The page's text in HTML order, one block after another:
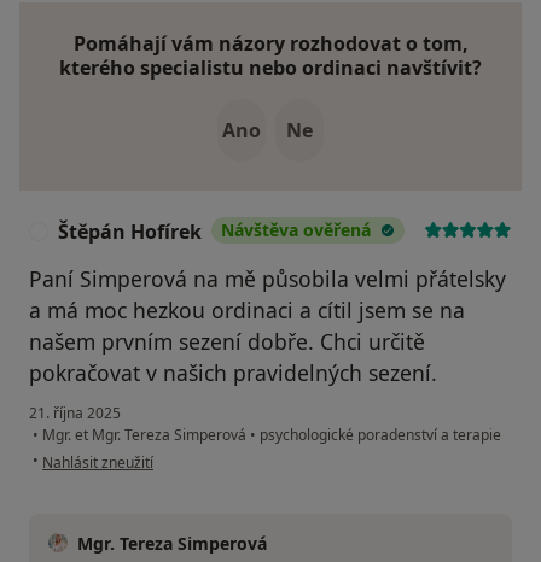
Pomáhají vám názory rozhodovat o tom,
kterého specialistu nebo ordinaci navštívit?
Ano Ne
Štěpán Hofírek Návštěva ověřená
Paní Simperová na mě působila velmi přátelsky
a má moc hezkou ordinaci a cítil jsem se na
našem prvním sezení dobře. Chci určitě
pokračovat v našich pravidelných sezení.
21. října 2025
• Mgr. et Mgr. Tereza Simperová • psychologické poradenství a terapie
• podle názoru uživatele Štěpán Hofírek
Nahlásit zneužití
Mgr. Tereza Simperová